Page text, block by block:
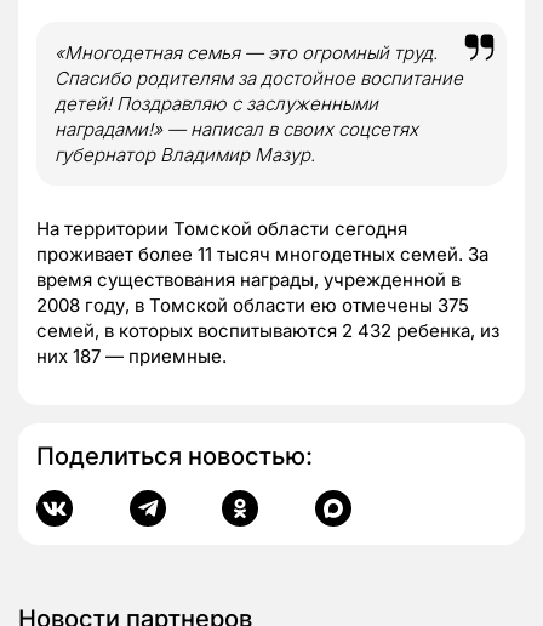
«Многодетная семья — это огромный труд.
Спасибо родителям за достойное воспитание
детей! Поздравляю с заслуженными
наградами!» — написал в своих соцсетях
губернатор Владимир Мазур.
На территории Томской области сегодня
проживает более 11 тысяч многодетных семей. За
время существования награды, учрежденной в
2008 году, в Томской области ею отмечены 375
семей, в которых воспитываются 2 432 ребенка, из
них 187 — приемные.
Поделиться новостью:
Новости партнеров